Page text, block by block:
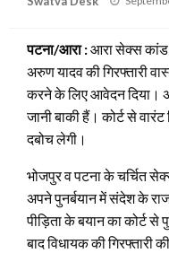
पटना/आरा :आरा सेक्स कांड
अरुण यादव की गिरफ्तारी
करने के लिए आवेदन दिया।
जानी बाकी हैं। कोर्ट से
दबोच लेगी।
भोजपुर व पटना के चर्चित
अपने पुनर्बयान में संदेश के
पीड़िता के बयान का कोर्ट
बाद विधायक की गिरफ्तारी